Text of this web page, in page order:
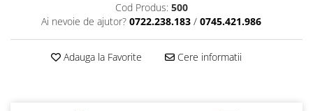
Cod Produs: 500
Ai nevoie de ajutor? 0722.238.183 / 0745.421.986
Adauga la Favorite Cere informatii